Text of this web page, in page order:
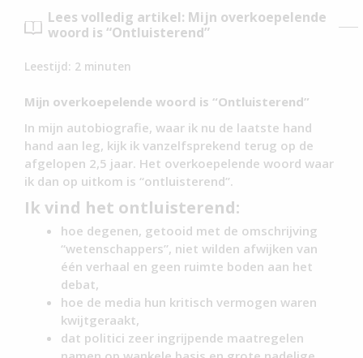
Lees volledig artikel: Mijn overkoepelende
woord is “Ontluisterend”
Leestijd: 2 minuten
Mijn overkoepelende woord is “Ontluisterend”
In mijn autobiografie, waar ik nu de laatste hand
hand aan leg, kijk ik vanzelfsprekend terug op de
afgelopen 2,5 jaar. Het overkoepelende woord waar
ik dan op uitkom is “ontluisterend”.
Ik vind het ontluisterend:
hoe degenen, getooid met de omschrijving
“wetenschappers”, niet wilden afwijken van
één verhaal en geen ruimte boden aan het
debat,
hoe de media hun kritisch vermogen waren
kwijtgeraakt,
dat politici zeer ingrijpende maatregelen